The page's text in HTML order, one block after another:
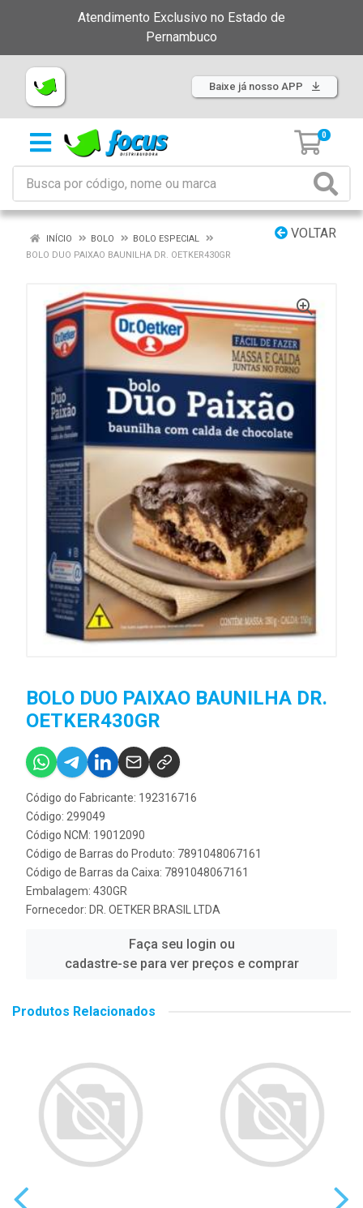
Atendimento Exclusivo no Estado de
Pernambuco
Baixe já nosso APP
0
VOLTAR
INÍCIO BOLO
BOLO ESPECIAL
BOLO DUO PAIXAO BAUNILHA DR. OETKER430GR
BOLO DUO PAIXAO BAUNILHA DR.
OETKER430GR
Código do Fabricante: 192316716
Código: 299049
Código NCM: 19012090
Código de Barras do Produto: 7891048067161
Código de Barras da Caixa: 7891048067161
Embalagem: 430GR
Fornecedor: DR. OETKER BRASIL LTDA
Faça seu login ou
cadastre-se para ver preços e comprar
Produtos Relacionados